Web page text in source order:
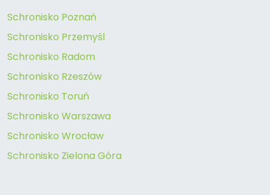
Schronisko Poznań
Schronisko Przemyśl
Schronisko Radom
Schronisko Rzeszów
Schronisko Toruń
Schronisko Warszawa
Schronisko Wrocław
Schronisko Zielona Góra